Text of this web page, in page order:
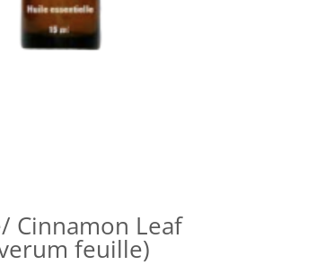
Cinnamon Leaf
feuille)